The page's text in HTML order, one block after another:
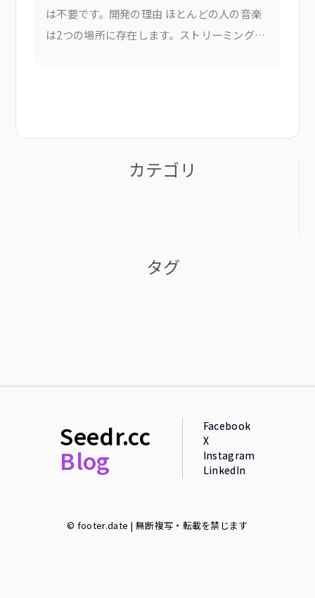
は不要です。開発の理由 ほとんどの人の音楽
は2つの場所に存在します。ストリーミングサ
カテゴリ
タグ
Seedr.cc
Blog
Facebook
X
Instagram
LinkedIn
© footer.date | 無断複写・転載を禁じます